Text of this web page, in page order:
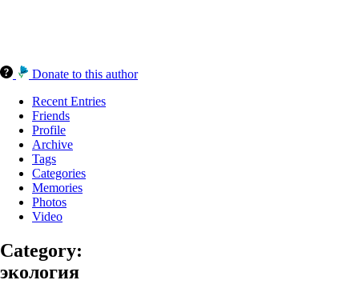
Donate to this author
Recent Entries
Friends
Profile
Archive
Tags
Categories
Memories
Photos
Video
Category:
экология